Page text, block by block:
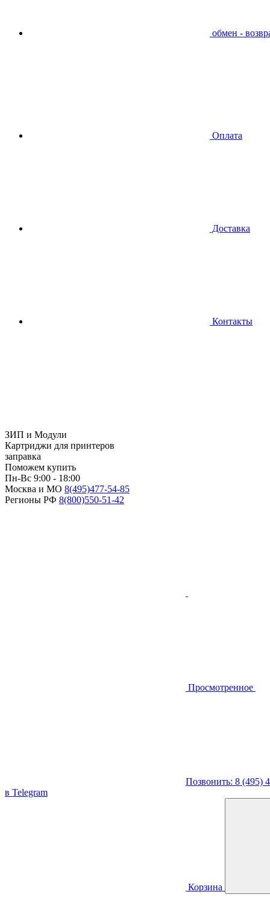
обмен -
Оплата
Доставка
Контакты
ЗИП и Модули
Картриджи для принтеров
заправка
Поможем купить
Пн-Вс 9:00 - 18:00
Москва и МО 8(495)477-54-85
Регионы РФ 8(800)550-51-42
Просмотренное
Позвонить: 8 (495)
в Telegram
Корзина